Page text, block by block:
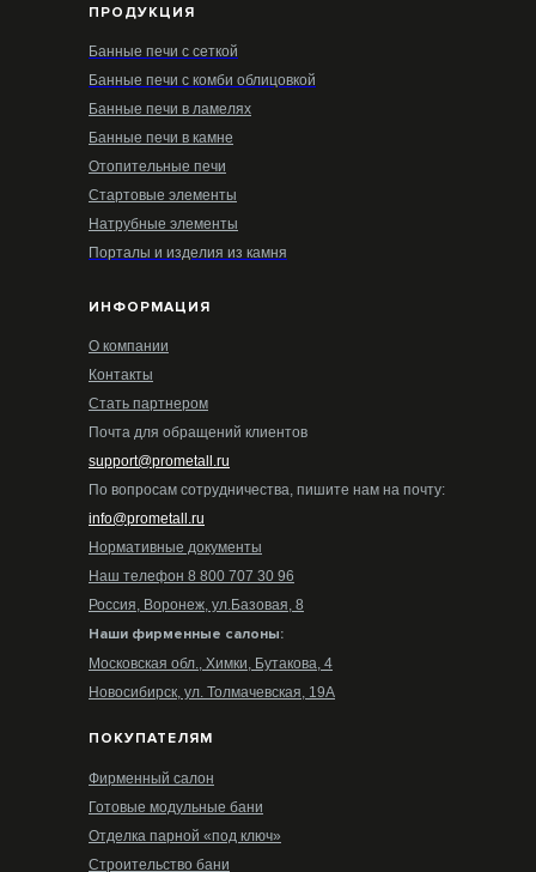
ПРОДУКЦИЯ
Банные печи с сеткой
Банные печи с комби облицовкой
Банные печи в ламелях
Банные печи в камне
Отопительные печи
Стартовые элементы
Натрубные элементы
Порталы и изделия из камня
ИНФОРМАЦИЯ
О компании
Контакты
Стать партнером
Почта для обращений клиентов
support@prometall.ru
По вопросам сотрудничества, пишите нам на почту:
info@prometall.ru
Нормативные документы
Наш телефон 8 800 707 30 96
Россия, Воронеж, ул.Базовая, 8
Наши фирменные салоны:
Московская обл., Химки, Бутакова, 4
Новосибирск, ул. Толмачевская, 19А
ПОКУПАТЕЛЯМ
Фирменный салон
Готовые модульные бани
Отделка парной «под ключ»
Строительство бани